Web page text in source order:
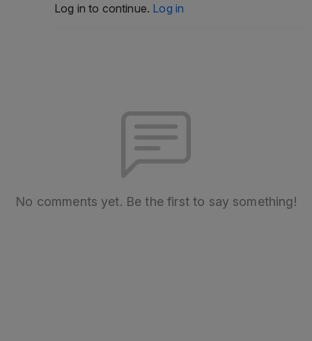
Log in to continue. Log in
No comments yet. Be the first to say something!